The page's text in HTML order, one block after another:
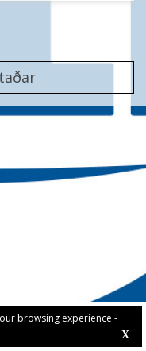
browsing experience -
X